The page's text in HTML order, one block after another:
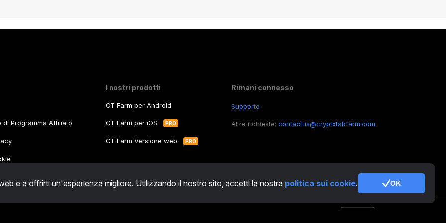
e a offrirti un'esperienza migliore. Utilizzando il nostro sito, accetti la nostra politica sui cookie. OK
di Programma Affiliato
I nostri prodotti
CT Farm per Android
CT Farm per iOS PRO
CT Farm Versione web PRO
Rimani connesso
Supporto
Altre richieste: contactus@cryptotabfarm.com